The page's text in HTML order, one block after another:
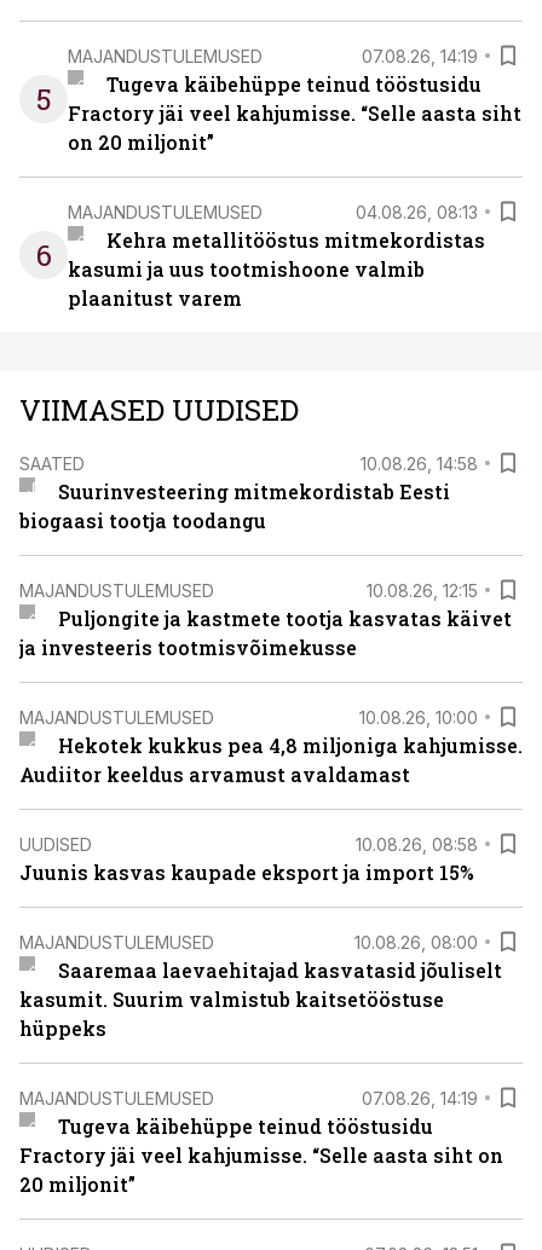
5
MAJANDUSTULEMUSED 07.08.26, 14:19
Tugeva käibehüppe teinud tööstusidu
Fractory jäi veel kahjumisse. “Selle aasta siht
on 20 miljonit”
6
MAJANDUSTULEMUSED 04.08.26, 08:13
Kehra metallitööstus mitmekordistas
kasumi ja uus tootmishoone valmib
plaanitust varem
VIIMASED UUDISED
SAATED 10.08.26, 14:58
Suurinvesteering mitmekordistab Eesti
biogaasi tootja toodangu
MAJANDUSTULEMUSED 10.08.26, 12:15
Puljongite ja kastmete tootja kasvatas käivet
ja investeeris tootmisvõimekusse
MAJANDUSTULEMUSED 10.08.26, 10:00
Hekotek kukkus pea 4,8 miljoniga kahjumisse.
Audiitor keeldus arvamust avaldamast
UUDISED 10.08.26, 08:58
Juunis kasvas kaupade eksport ja import 15%
MAJANDUSTULEMUSED 10.08.26, 08:00
Saaremaa laevaehitajad kasvatasid jõuliselt
kasumit. Suurim valmistub kaitsetööstuse
hüppeks
MAJANDUSTULEMUSED 07.08.26, 14:19
Tugeva käibehüppe teinud tööstusidu
Fractory jäi veel kahjumisse. “Selle aasta siht on
20 miljonit”